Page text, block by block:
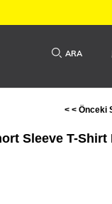
< < Önceki
Sleeve T-Shirt